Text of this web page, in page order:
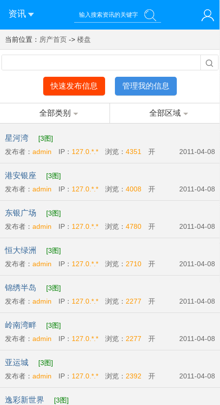
资讯
您好！欢迎来到济南西站棒极网-济南西部新城社区新媒体综
合资讯门户网站
登录 注册 微信快速登录
当前位置： 房产首页 -> 楼盘
快速发布信息 管理我的信息
全部类别 全部区域
星河湾
[3图]
发布者： admin IP： 127.0.*.* 浏览： 4351
开
04-09
2011-04-08
港安银座
[3图]
发布者： admin IP： 127.0.*.* 浏览： 4008 开
04-14
2011-04-08
东银广场
[3图]
发布者： admin IP： 127.0.*.* 浏览： 4780 开
04-23
2011-04-08
恒大绿洲
[3图]
发布者： admin IP： 127.0.*.* 浏览： 2710 开
2011-04-08
锦绣半岛
[3图]
发布者： admin IP： 127.0.*.* 浏览： 2277 开
04-07
2011-04-08
岭南湾畔
[3图]
发布者： admin IP： 127.0.*.* 浏览： 2277 开
2011-04-08
亚运城
[3图]
发布者： admin IP： 127.0.*.* 浏览： 2392 开
间:2011-04-01
2011-04-08
逸彩新世界
[3图]